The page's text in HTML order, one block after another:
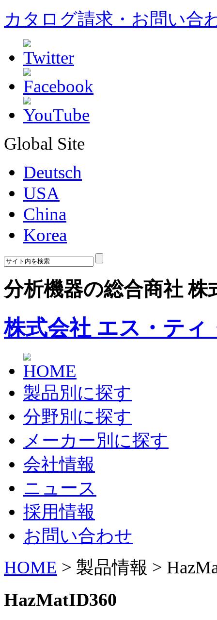
カタログ請求・お問い合
Global Site
Deutsch
USA
China
Korea
分析機器の総合商社
株式会社 エス・ティ
製品別に探す
分野別に探す
メーカー別に探す
会社情報
ニュース
採用情報
お問い合わせ
HOME > 製品情報 >
HazMatID360